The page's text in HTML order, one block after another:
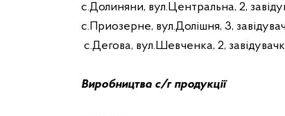
с.Долиняни, вул.Центральна, 2,
с.Приозерне, вул.Долішня, 3,
с.Дегова, вул.Шевченка, 2,
Виробництва с/г продукції